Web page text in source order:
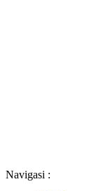
Navigasi :